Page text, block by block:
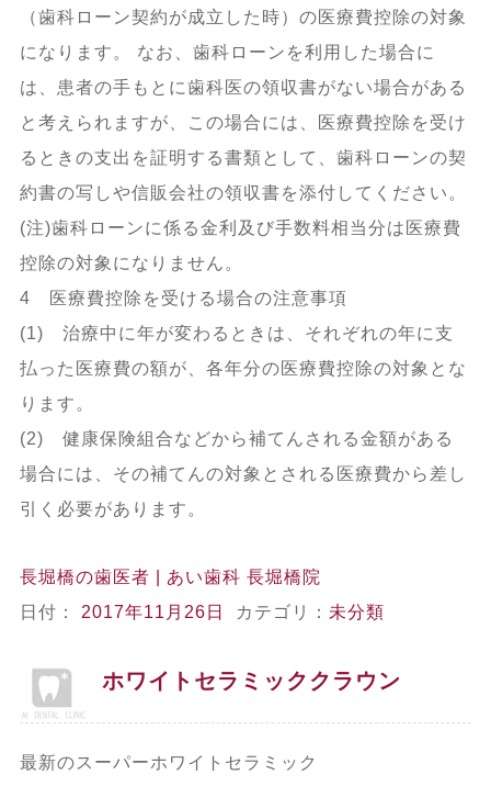
（歯科ローン契約が成立した時）の医療費控除の対象
になります。 なお、歯科ローンを利用した場合に
は、患者の手もとに歯科医の領収書がない場合がある
と考えられますが、この場合には、医療費控除を受け
るときの支出を証明する書類として、歯科ローンの契
約書の写しや信販会社の領収書を添付してください。
(注)歯科ローンに係る金利及び手数料相当分は医療費
控除の対象になりません。
4 医療費控除を受ける場合の注意事項
(1) 治療中に年が変わるときは、それぞれの年に支
払った医療費の額が、各年分の医療費控除の対象とな
ります。
(2) 健康保険組合などから補てんされる金額がある
場合には、その補てんの対象とされる医療費から差し
引く必要があります。
長堀橋の歯医者 | あい歯科 長堀橋院
日付： 2017年11月26日 カテゴリ： 未分類
ホワイトセラミッククラウン
最新のスーパーホワイトセラミック